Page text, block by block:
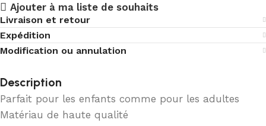
Ajouter à ma liste de souhaits
Livraison et retour
Expédition
Modification ou annulation
Description
Parfait pour les enfants comme pour les adultes
Matériau de haute qualité